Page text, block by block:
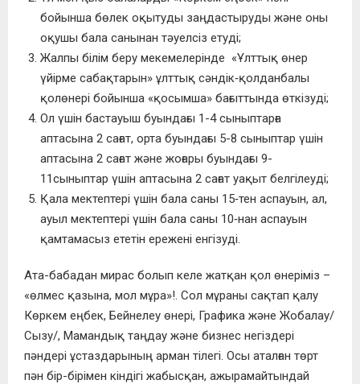
бойынша бөлек оқытуды заңдастыруды және оны
оқушы бала санынан тәуелсіз етуді;
Жалпы білім беру мекемелерінде «Ұлттық өнер
үйірме сабақтарын» ұлттық сәндік‑қолданбалы
қолөнері бойынша «қосымша» бағыттында өткізуді;
Ол үшін бастауыш буындағы 1-4 сыныптарға
аптасына 2 сағат, орта буындағы 5-8 сыныптар үшін
аптасына 2 сағат және жоғары буындағы 9-
11сыныптар үшін аптасына 2 сағат уақыт белгілеуді;
Қала мектептері үшін бала саны 15‑тен аспауын, ал,
ауыл мектептері үшін бала саны 10‑нан аспауын
қамтамасыз ететін ережені енгізуді.
Ата-бабадан мирас болып келе жатқан қол өнеріміз –
«өлмес қазына, мол мұра»!. Сол мұраны сақтап қалу
Көркем еңбек, Бейнелеу өнері, Графика және Жобалау/
Сызу/, Мамандық таңдау және бизнес негіздері
пәндері ұстаздарының арман тілегі. Осы аталған төрт
пән бір-бірімен кіндігі жабысқан, ажырамайтындай